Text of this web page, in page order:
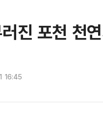
진 포천 천
16:45